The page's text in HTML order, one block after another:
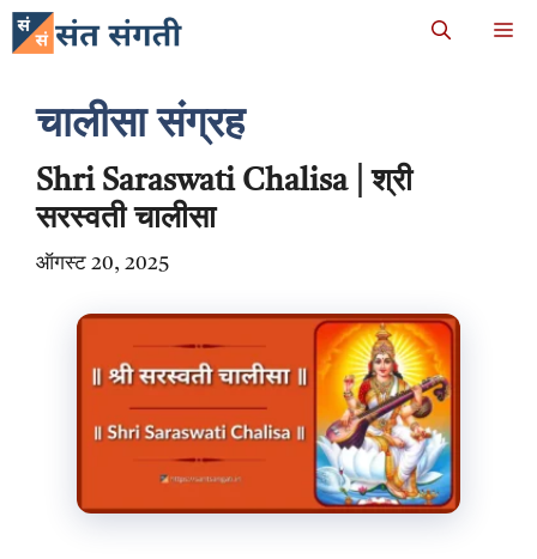
Skip
to
चालीसा संग्रह
Shri Saraswati Chalisa | श्री
सरस्वती चालीसा
ऑगस्ट 20, 2025